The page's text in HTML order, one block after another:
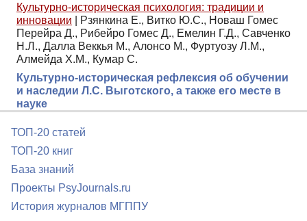
Культурно-историческая психология: традиции и
инновации
Рзянкина Е., Витко Ю.С., Новаш Гомес
Перейра Д., Рибейро Гомес Д., Емелин Г.Д., Савченко
Н.Л., Далла Веккья М., Алонсо М., Фуртуозу Л.М.,
Алмейда Х.М., Кумар С.
Культурно-историческая рефлексия об обучении
и наследии Л.С. Выготского, а также его месте в
науке
ТОП-20 статей
ТОП-20 книг
База знаний
Проекты PsyJournals.ru
История журналов МГППУ